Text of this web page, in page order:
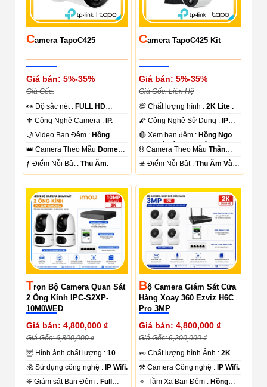
CAmera TapoC425
Giá bán: 5%-35%
Giá Gốc:
️👀 Độ sắc nét : FULL HD
1080P .
⚜️ Công Nghệ Camera : IP.
🌙 Video Ban Đêm : Hồng
Ngoại 10m Hồng Ngoại SMD.
👑 Camera Theo Mẫu Dome
Kim loại + Nhựa.
️ƒ Điểm Nỗi Bật : Thu Âm.
CAmera TapoC425 Kit
Giá bán: 5%-35%
Giá Gốc: Liên Hệ
💯 Chất lượng hình : 2K Lite .
🌠 Công Nghệ Sử Dụng : IP
Wifi.
🔴 Xem ban đêm : Hồng Ngoại
15m Có Màu Ban Ðêm.
⛓ Camera Theo Mẫu Thân
Plastic.
️☣️ Điểm Nỗi Bật : Thu Âm Và
Loa.
TRọn Bộ Camera Quan Sát
2 Ống Kính IPC-S2XP-
10M0WED
Giá bán: 4,800,000 ₫
Giá Gốc: 6,800,000 ₫
🦉 Hình ảnh chất lượng : 10
MP.
🕉️ Sử dụng công nghệ : IP Wifi.
❈ Giám sát Ban Đêm : Full
BỘ Camera Giám Sát Cửa
Hàng Xoay 360 Ezviz H6C
Pro 3MP
Giá bán: 4,800,000 ₫
Giá Gốc: 6,200,000 ₫
️👀 Chất lượng hình Ảnh : 2K
Lite .
⚒ Camera Công nghệ : IP Wifi.
🔅 Tầm Xa Ban Đêm : Hồng